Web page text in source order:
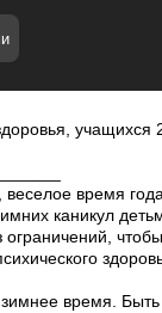
учащихся
время
каникул
время.